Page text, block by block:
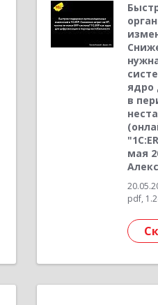
ядро
в
мая
pdf,